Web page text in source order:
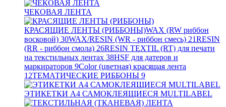
ЧЕКОВАЯ ЛЕНТА
КРАСЯЩИЕ ЛЕНТЫ (РИББОНЫ)WAX (RW риббон
восковой) 30WAX/RESIN (WR - риббон смесь) 21RESIN
(RR - риббон смола) 26RESIN TEXTIL (RT) для печати
на текстильных лентах 38HSF для датеров и
маркираторов 9Color (цветная) красящая лента
12ТЕМАТИЧЕСКИЕ РИББОНЫ 9
ЭТИКЕТКИ А4 САМОКЛЕЯЩИЕСЯ MULTILABEL